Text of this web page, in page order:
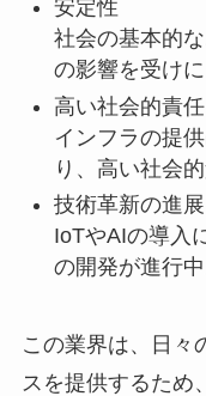
安定性
社会の基本的
の影響を受けに
高い社会的責任
インフラの提
り、高い社会
技術革新の進展
IoTやAIの導入
の開発が進行中
この業界は、日々
スを提供するため